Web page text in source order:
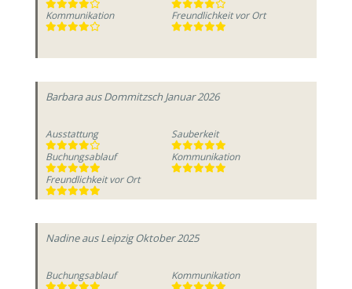
Kommunikation
Freundlichkeit vor Ort
Barbaraaus Dommitzsch Januar 2026
Ausstattung
Sauberkeit
Buchungsablauf
Kommunikation
Freundlichkeit vor Ort
Nadineaus Leipzig Oktober 2025
Buchungsablauf
Kommunikation